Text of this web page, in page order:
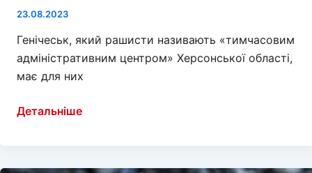
23.08.2023
Генічеськ, який рашисти називають «тимчасовим
адміністративним центром» Херсонської області,
має для них
В
показали
Детальніше